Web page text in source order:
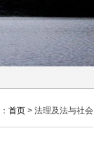
首页 > 法理及法与社会